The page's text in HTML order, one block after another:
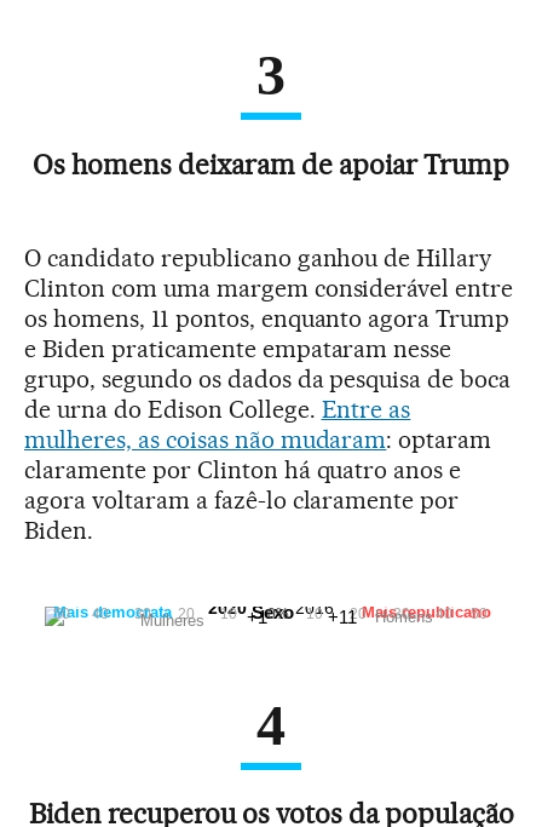
3
Os homens deixaram de apoiar Trump
O candidato republicano ganhou de Hillary
Clinton com uma margem considerável entre
os homens, 11 pontos, enquanto agora Trump
e Biden praticamente empataram nesse
grupo, segundo os dados da pesquisa de boca
de urna do Edison College. Entre as
mulheres, as coisas não mudaram: optaram
claramente por Clinton há quatro anos e
agora voltaram a fazê-lo claramente por
Biden.
2020 2016
Sexo
Mais democrata Mais republicano
50 40 30 20 10 0% 10 20 30 40 50
+1 +11 Homens
Mulheres
4
Biden recuperou os votos da população